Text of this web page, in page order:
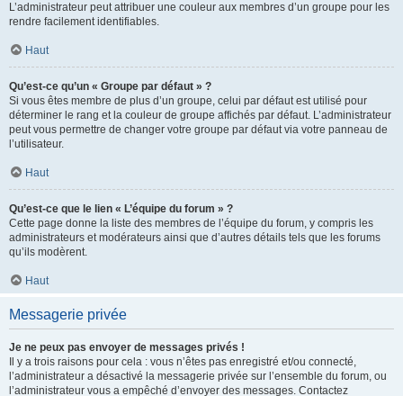
L’administrateur peut attribuer une couleur aux membres d’un groupe pour les
rendre facilement identifiables.
Haut
Qu’est-ce qu’un « Groupe par défaut » ?
Si vous êtes membre de plus d’un groupe, celui par défaut est utilisé pour
déterminer le rang et la couleur de groupe affichés par défaut. L’administrateur
peut vous permettre de changer votre groupe par défaut via votre panneau de
l’utilisateur.
Haut
Qu’est-ce que le lien « L’équipe du forum » ?
Cette page donne la liste des membres de l’équipe du forum, y compris les
administrateurs et modérateurs ainsi que d’autres détails tels que les forums
qu’ils modèrent.
Haut
Messagerie privée
Je ne peux pas envoyer de messages privés !
Il y a trois raisons pour cela : vous n’êtes pas enregistré et/ou connecté,
l’administrateur a désactivé la messagerie privée sur l’ensemble du forum, ou
l’administrateur vous a empêché d’envoyer des messages. Contactez